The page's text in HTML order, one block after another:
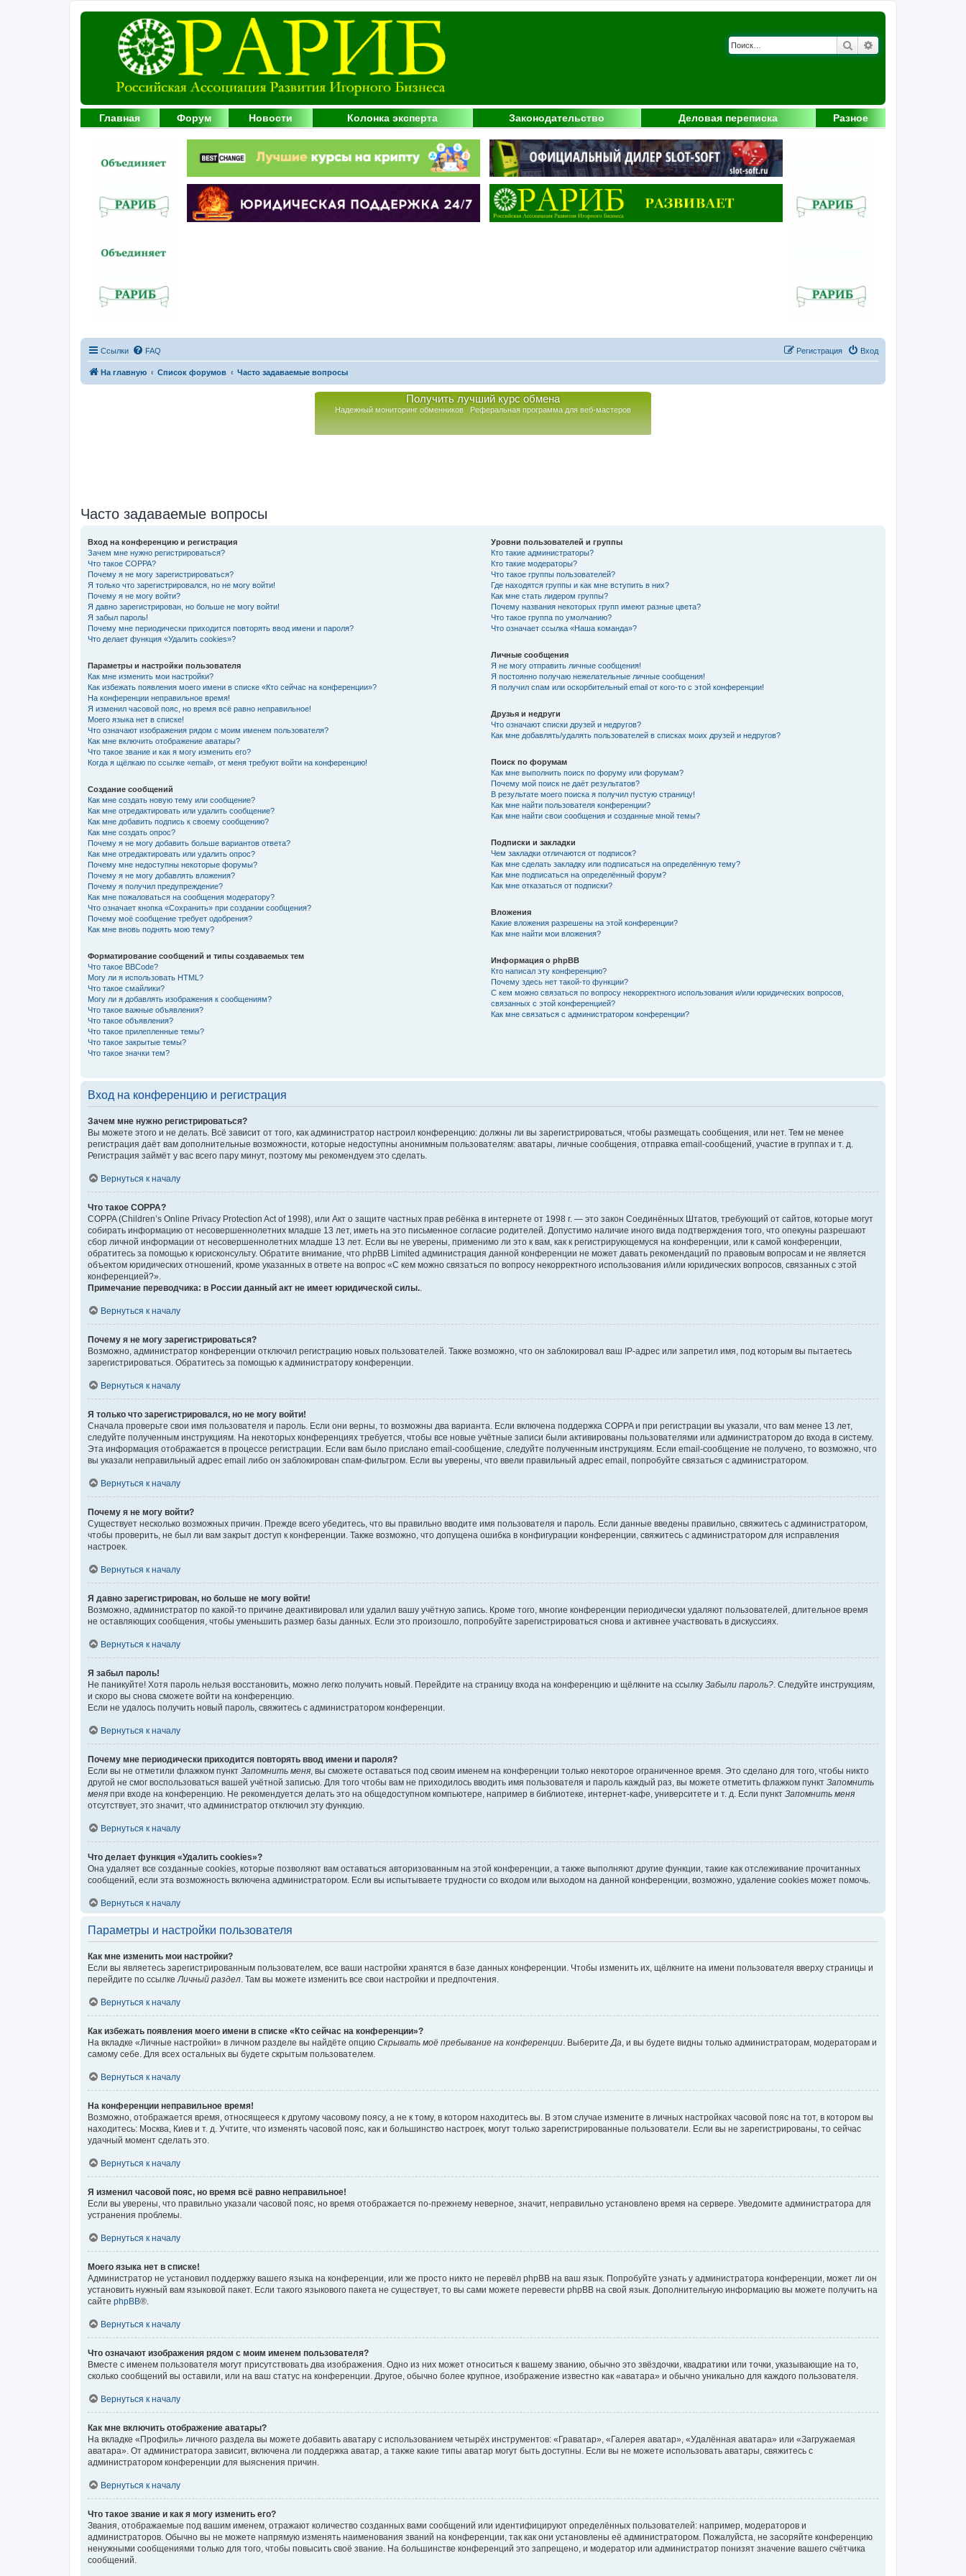
Поиск
Главная Форум Новости Колонка эксперта Законодательство Деловая переписка Разное
Ссылки FAQ Вход
Регистрация
На главную Список форумов Часто задаваемые вопросы
Получить лучший курс обмена
Надежный мониторинг обменников Реферальная программа для веб-мастеров
Часто задаваемые вопросы
Вход на конференцию и регистрация
Зачем мне нужно регистрироваться?
Что такое COPPA?
Почему я не могу зарегистрироваться?
Я только что зарегистрировался, но не могу войти!
Почему я не могу войти?
Я давно зарегистрирован, но больше не могу войти!
Я забыл пароль!
Почему мне периодически приходится повторять ввод имени и пароля?
Что делает функция «Удалить cookies»?
Параметры и настройки пользователя
Как мне изменить мои настройки?
Как избежать появления моего имени в списке «Кто сейчас на конференции»?
На конференции неправильное время!
Я изменил часовой пояс, но время всё равно неправильное!
Моего языка нет в списке!
Что означают изображения рядом с моим именем пользователя?
Как мне включить отображение аватары?
Что такое звание и как я могу изменить его?
Когда я щёлкаю по ссылке «email», от меня требуют войти на конференцию!
Создание сообщений
Как мне создать новую тему или сообщение?
Как мне отредактировать или удалить сообщение?
Как мне добавить подпись к своему сообщению?
Как мне создать опрос?
Почему я не могу добавить больше вариантов ответа?
Как мне отредактировать или удалить опрос?
Почему мне недоступны некоторые форумы?
Почему я не могу добавлять вложения?
Почему я получил предупреждение?
Как мне пожаловаться на сообщения модератору?
Что означает кнопка «Сохранить» при создании сообщения?
Почему моё сообщение требует одобрения?
Как мне вновь поднять мою тему?
Форматирование сообщений и типы создаваемых тем
Что такое BBCode?
Могу ли я использовать HTML?
Что такое смайлики?
Могу ли я добавлять изображения к сообщениям?
Что такое важные объявления?
Что такое объявления?
Что такое прилепленные темы?
Что такое закрытые темы?
Что такое значки тем?
Уровни пользователей и группы
Кто такие администраторы?
Кто такие модераторы?
Что такое группы пользователей?
Где находятся группы и как мне вступить в них?
Как мне стать лидером группы?
Почему названия некоторых групп имеют разные цвета?
Что такое группа по умолчанию?
Что означает ссылка «Наша команда»?
Личные сообщения
Я не могу отправить личные сообщения!
Я постоянно получаю нежелательные личные сообщения!
Я получил спам или оскорбительный email от кого-то с этой конференции!
Друзья и недруги
Что означают списки друзей и недругов?
Как мне добавлять/удалять пользователей в списках моих друзей и недругов?
Поиск по форумам
Как мне выполнить поиск по форуму или форумам?
Почему мой поиск не даёт результатов?
В результате моего поиска я получил пустую страницу!
Как мне найти пользователя конференции?
Как мне найти свои сообщения и созданные мной темы?
Подписки и закладки
Чем закладки отличаются от подписок?
Как мне сделать закладку или подписаться на определённую тему?
Как мне подписаться на определённый форум?
Как мне отказаться от подписки?
Вложения
Какие вложения разрешены на этой конференции?
Как мне найти мои вложения?
Информация о phpBB
Кто написал эту конференцию?
Почему здесь нет такой-то функции?
С кем можно связаться по вопросу некорректного использования и/или юридических вопросов,
связанных с этой конференцией?
Как мне связаться с администратором конференции?
Вход на конференцию и регистрация
Зачем мне нужно регистрироваться?
Вы можете этого и не делать. Всё зависит от того, как администратор настроил конференцию: должны ли вы зарегистрироваться, чтобы размещать сообщения, или нет. Тем не менее
регистрация даёт вам дополнительные возможности, которые недоступны анонимным пользователям: аватары, личные сообщения, отправка email-сообщений, участие в группах и т. д.
Регистрация займёт у вас всего пару минут, поэтому мы рекомендуем это сделать.
Вернуться к началу
Что такое COPPA?
COPPA (Children’s Online Privacy Protection Act of 1998), или Акт о защите частных прав ребёнка в интернете от 1998 г. — это закон Соединённых Штатов, требующий от сайтов, которые могут
собирать информацию от несовершеннолетних младше 13 лет, иметь на это письменное согласие родителей. Допустимо наличие иного вида подтверждения того, что опекуны разрешают
сбор личной информации от несовершеннолетних младше 13 лет. Если вы не уверены, применимо ли это к вам, как к регистрирующемуся на конференции, или к самой конференции,
обратитесь за помощью к юрисконсульту. Обратите внимание, что phpBB Limited администрация данной конференции не может давать рекомендаций по правовым вопросам и не является
объектом юридических отношений, кроме указанных в ответе на вопрос «С кем можно связаться по вопросу некорректного использования и/или юридических вопросов, связанных с этой
конференцией?».
Примечание переводчика: в России данный акт не имеет юридической силы..
Вернуться к началу
Почему я не могу зарегистрироваться?
Возможно, администратор конференции отключил регистрацию новых пользователей. Также возможно, что он заблокировал ваш IP-адрес или запретил имя, под которым вы пытаетесь
зарегистрироваться. Обратитесь за помощью к администратору конференции.
Вернуться к началу
Я только что зарегистрировался, но не могу войти!
Сначала проверьте свои имя пользователя и пароль. Если они верны, то возможны два варианта. Если включена поддержка COPPA и при регистрации вы указали, что вам менее 13 лет,
следуйте полученным инструкциям. На некоторых конференциях требуется, чтобы все новые учётные записи были активированы пользователями или администратором до входа в систему.
Эта информация отображается в процессе регистрации. Если вам было прислано email-сообщение, следуйте полученным инструкциям. Если email-сообщение не получено, то возможно, что
вы указали неправильный адрес email либо он заблокирован спам-фильтром. Если вы уверены, что ввели правильный адрес email, попробуйте связаться с администратором.
Вернуться к началу
Почему я не могу войти?
Существует несколько возможных причин. Прежде всего убедитесь, что вы правильно вводите имя пользователя и пароль. Если данные введены правильно, свяжитесь с администратором,
чтобы проверить, не был ли вам закрыт доступ к конференции. Также возможно, что допущена ошибка в конфигурации конференции, свяжитесь с администратором для исправления
настроек.
Вернуться к началу
Я давно зарегистрирован, но больше не могу войти!
Возможно, администратор по какой-то причине деактивировал или удалил вашу учётную запись. Кроме того, многие конференции периодически удаляют пользователей, длительное время
не оставляющих сообщения, чтобы уменьшить размер базы данных. Если это произошло, попробуйте зарегистрироваться снова и активнее участвовать в дискуссиях.
Вернуться к началу
Я забыл пароль!
Не паникуйте! Хотя пароль нельзя восстановить, можно легко получить новый. Перейдите на страницу входа на конференцию и щёлкните на ссылку Забыли пароль?. Следуйте инструкциям,
и скоро вы снова сможете войти на конференцию.
Если не удалось получить новый пароль, свяжитесь с администратором конференции.
Вернуться к началу
Почему мне периодически приходится повторять ввод имени и пароля?
Если вы не отметили флажком пункт Запомнить меня, вы сможете оставаться под своим именем на конференции только некоторое ограниченное время. Это сделано для того, чтобы никто
другой не смог воспользоваться вашей учётной записью. Для того чтобы вам не приходилось вводить имя пользователя и пароль каждый раз, вы можете отметить флажком пункт Запомнить
меня при входе на конференцию. Не рекомендуется делать это на общедоступном компьютере, например в библиотеке, интернет-кафе, университете и т. д. Если пункт Запомнить меня
отсутствует, это значит, что администратор отключил эту функцию.
Вернуться к началу
Что делает функция «Удалить cookies»?
Она удаляет все созданные cookies, которые позволяют вам оставаться авторизованным на этой конференции, а также выполняют другие функции, такие как отслеживание прочитанных
сообщений, если эта возможность включена администратором. Если вы испытываете трудности со входом или выходом на данной конференции, возможно, удаление cookies может помочь.
Вернуться к началу
Параметры и настройки пользователя
Как мне изменить мои настройки?
Если вы являетесь зарегистрированным пользователем, все ваши настройки хранятся в базе данных конференции. Чтобы изменить их, щёлкните на имени пользователя вверху страницы и
перейдите по ссылкеЛичный раздел. Там вы можете изменить все свои настройки и предпочтения.
Вернуться к началу
Как избежать появления моего имени в списке «Кто сейчас на конференции»?
На вкладке «Личные настройки» в личном разделе вы найдёте опцию Скрывать моё пребывание на конференции. ВыберитеДа, и вы будете видны только администраторам, модераторам и
самому себе. Для всех остальных вы будете скрытым пользователем.
Вернуться к началу
На конференции неправильное время!
Возможно, отображается время, относящееся к другому часовому поясу, а не к тому, в котором находитесь вы. В этом случае измените в личных настройках часовой пояс на тот, в котором вы
находитесь: Москва, Киев и т. д. Учтите, что изменять часовой пояс, как и большинство настроек, могут только зарегистрированные пользователи. Если вы не зарегистрированы, то сейчас
удачный момент сделать это.
Вернуться к началу
Я изменил часовой пояс, но время всё равно неправильное!
Если вы уверены, что правильно указали часовой пояс, но время отображается по-прежнему неверное, значит, неправильно установлено время на сервере. Уведомите администратора для
устранения проблемы.
Вернуться к началу
Моего языка нет в списке!
Администратор не установил поддержку вашего языка на конференции, или же просто никто не перевёл phpBB на ваш язык. Попробуйте узнать у администратора конференции, может ли он
установить нужный вам языковой пакет. Если такого языкового пакета не существует, то вы сами можете перевести phpBB на свой язык. Дополнительную информацию вы можете получить на
сайте phpBB®.
Вернуться к началу
Что означают изображения рядом с моим именем пользователя?
Вместе с именем пользователя могут присутствовать два изображения. Одно из них может относиться к вашему званию, обычно это звёздочки, квадратики или точки, указывающие на то,
сколько сообщений вы оставили, или на ваш статус на конференции. Другое, обычно более крупное, изображение известно как «аватара» и обычно уникально для каждого пользователя.
Вернуться к началу
Как мне включить отображение аватары?
На вкладке «Профиль» личного раздела вы можете добавить аватару с использованием четырёх инструментов: «Граватар», «Галерея аватар», «Удалённая аватара» или «Загружаемая
аватара». От администратора зависит, включена ли поддержка аватар, а также какие типы аватар могут быть доступны. Если вы не можете использовать аватары, свяжитесь с
администратором конференции для выяснения причин.
Вернуться к началу
Что такое звание и как я могу изменить его?
Звания, отображаемые под вашим именем, отражают количество созданных вами сообщений или идентифицируют определённых пользователей: например, модераторов и
администраторов. Обычно вы не можете напрямую изменять наименования званий на конференции, так как они установлены её администратором. Пожалуйста, не засоряйте конференцию
ненужными сообщениями только для того, чтобы повысить своё звание. На большинстве конференций это запрещено, и модератор или администратор понизят значение вашего счётчика
сообщений.